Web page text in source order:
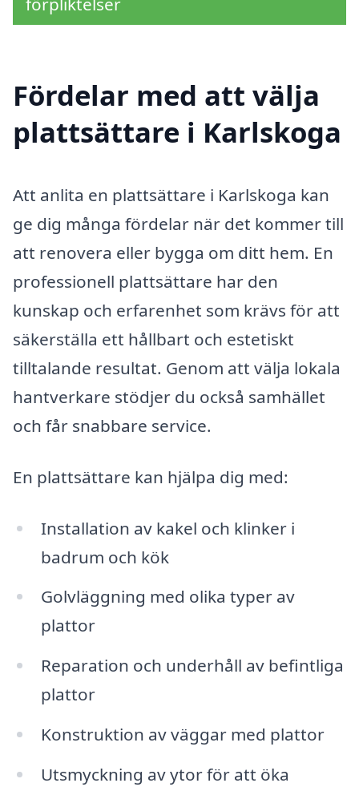
Fördelar med att välja
plattsättare i Karlskoga
Att anlita en plattsättare i Karlskoga kan
ge dig många fördelar när det kommer till
att renovera eller bygga om ditt hem. En
professionell plattsättare har den
kunskap och erfarenhet som krävs för att
säkerställa ett hållbart och estetiskt
tilltalande resultat. Genom att välja lokala
hantverkare stödjer du också samhället
och får snabbare service.
En plattsättare kan hjälpa dig med:
Installation av kakel och klinker i
badrum och kök
Golvläggning med olika typer av
plattor
Reparation och underhåll av befintliga
plattor
Konstruktion av väggar med plattor
Utsmyckning av ytor för att öka